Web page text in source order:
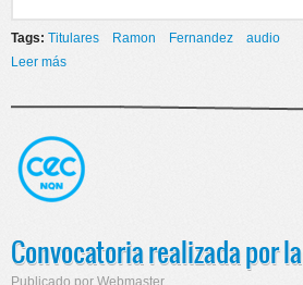
Tags: Titulares Ramon Fernandez
audio
Leer más
Convocatoria realizada por la
Publicado por Webmaster